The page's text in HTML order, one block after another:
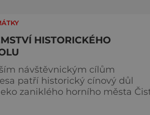
HISTORICKÉHO
návštěvnickým cílům
patří historický cínový důl
zaniklého horního města